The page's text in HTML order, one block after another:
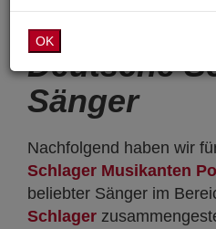
Deutsche
Sänger
Nachfolgend haben wir
Schlager Musikanten
beliebter Sänger im
Schlager
OK